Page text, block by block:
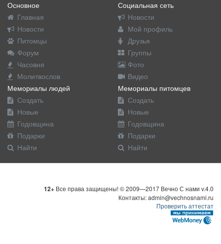
Основное
Главная
Новости
Питомцы
Форум
Часовня
Молитвослов
Социальная сеть
Новости
Мой профиль
Друзья
Группы
Фото
Видео
Мемориалы людей
Создать
Новые
Годовщина
Подарки
Найти
Мемориалы питомцев
Создать
Новые
Годовщина
Подарки
Найти
12+ Все права защищены! © 2009—2017 Вечно С нами v.4.0
Контакты: admin@vechnosnami.ru
Проверить аттестат